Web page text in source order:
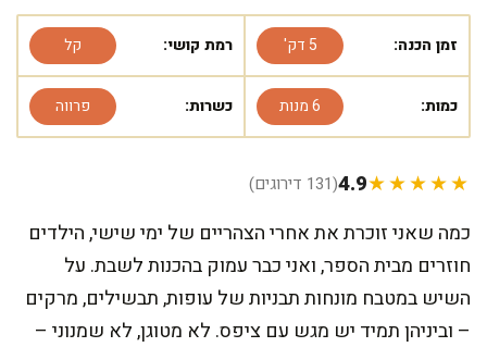
זמן הכנה: 5 דק' רמת קושי: קל
כמות: 6 מנות כשרות: פרווה
★★★★★
4.9(131 דירוגים)
כמה שאני זוכרת את אחרי הצהריים של ימי שישי, הילדים
חוזרים מבית הספר, ואני כבר עמוק בהכנות לשבת. על
השיש במטבח מונחות תבניות של עופות, תבשילים, מרקים
– וביניהן תמיד יש מגש עם ציפס. לא מטוגן, לא שמנוני –